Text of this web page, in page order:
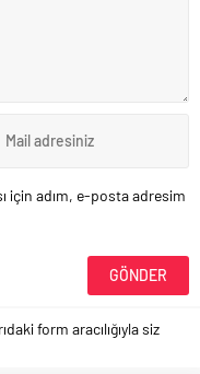
için adım, e-posta adresim
form aracılığıyla siz